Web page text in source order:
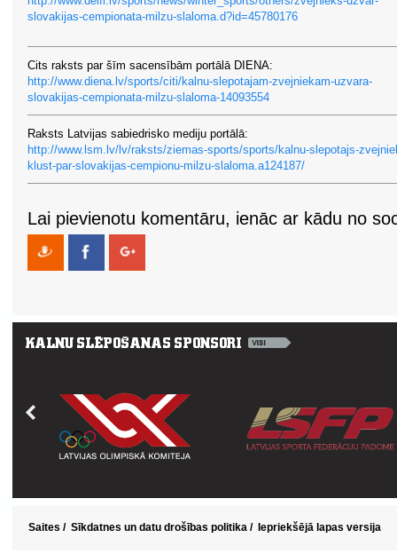
slovakijas-cempionata-milzu-slaloma.d?id=45780176
Cits raksts par šīm sacensībām portālā DIENA:
http://www.diena.lv/sports/citi/kalnu-slepotajam-zvejniekam-uzvara-
slovakijas-cempionata-milzu-slaloma-14093554
Raksts Latvijas sabiedrisko mediju portālā:
http://www.lsm.lv/lv/raksts/ziemas-sports/sports/kalnu-slepotajs-
klust-par-slovakijas-cempionu-milzu-slaloma.a124187/
Lai pievienotu komentāru, ienāc ar kādu no
Saites / Sīkdatnes un datu drošības politika / Iepriekšējā lapas versija